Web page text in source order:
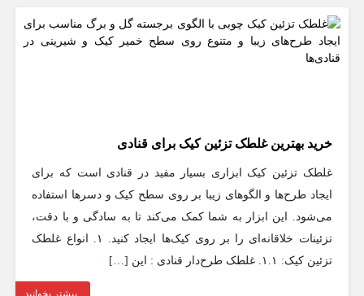
خرید بهترین غلطک تزئین کیک برای قنادی
غلطک تزئین کیک ابزاری بسیار مفید در قنادی است که برای
ایجاد طرح‌ها و الگوهای زیبا بر روی سطح کیک و دسرها استفاده
می‌شود. این ابزار به شما کمک می‌کند تا به سادگی و با دقت،
تزئینات خلاقانه‌ای را بر روی کیک‌ها ایجاد کنید. ۱. انواع غلطک
تزئین کیک: ۱.۱. غلطک‌ طرح‌دار قنادی : این […]
بیشتر بخوانید